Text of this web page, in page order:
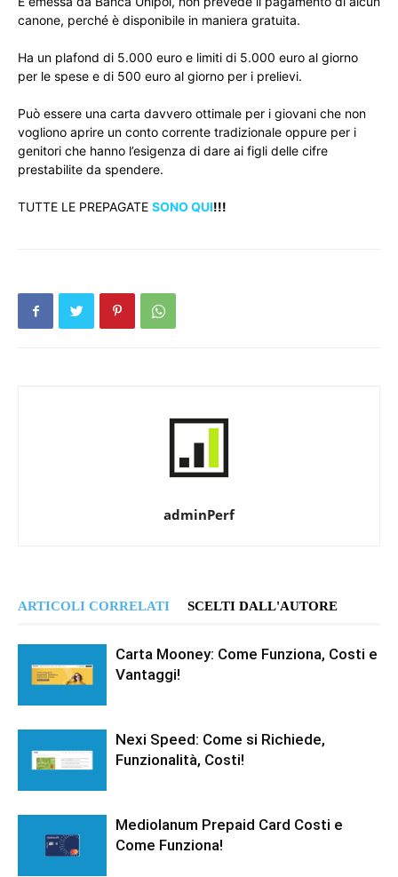
canone, perché è disponibile in maniera gratuita.
Ha un plafond di 5.000 euro e limiti di 5.000 euro al giorno
per le spese e di 500 euro al giorno per i prelievi.
Può essere una carta davvero ottimale per i giovani che non
vogliono aprire un conto corrente tradizionale oppure per i
genitori che hanno l’esigenza di dare ai figli delle cifre
prestabilite da spendere.
TUTTE LE PREPAGATE SONO QUI!!!
adminPerf
ARTICOLI CORRELATI SCELTI DALL'AUTORE
Carta Mooney: Come Funziona, Costi e
Vantaggi!
Nexi Speed: Come si Richiede,
Funzionalità, Costi!
Mediolanum Prepaid Card Costi e
Come Funziona!